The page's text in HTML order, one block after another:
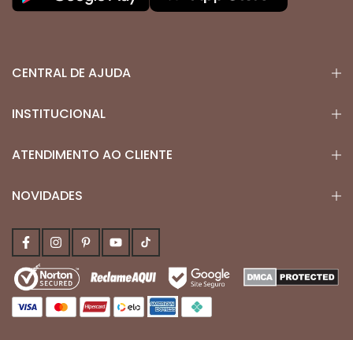
CENTRAL DE AJUDA
INSTITUCIONAL
ATENDIMENTO AO CLIENTE
NOVIDADES